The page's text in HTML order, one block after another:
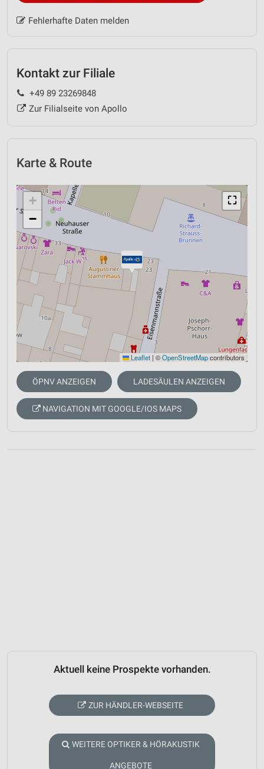
Fehlerhafte Daten melden
Kontakt zur Filiale
+49 89 23269848
Zur Filialseite von Apollo
Karte & Route
⛶
+
−
Leaflet | ©OpenStreetMapcontributors
ÖPNV ANZEIGEN LADESÄULEN ANZEIGEN
NAVIGATION MIT GOOGLE/IOS MAPS
Aktuell keine Prospekte vorhanden.
ZUR HÄNDLER-WEBSEITE
WEITERE OPTIKER & HÖRAKUSTIK
ANGEBOTE